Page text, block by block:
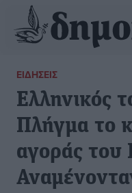
ΕΙΔΉΣΕΙΣ
Eλληνικός
Πλήγμα το
αγοράς του